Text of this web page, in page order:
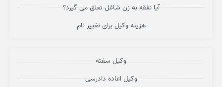
آیا نفقه به زن شاغل تعلق می گیرد؟
هزینه وکیل برای تغییر نام
وکیل سفته
وکیل اعاده دادرسی